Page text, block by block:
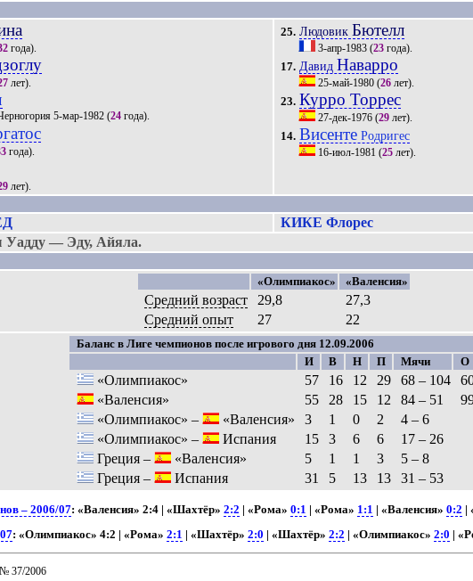
года).
лет).
5-мар-1982(24года).
года).
лет).
25. Людовик Бютелл
3-апр-1983 (23 года).
17. Давид Наварро
25-май-1980 (26 лет).
23. Курро Торрес
27-дек-1976 (29 лет).
14. Висенте Родригес
16-июл-1981 (25 лет).
КИКЕ Флорес
Уадду — Эду, Айяла.
«Олимпиакос»
«Валенсия»
Средний возраст 29,8
27,3
Средний опыт
27 22
Баланс в Лиге чемпионов после игрового дня 12.09.2006
И
В Н П Мячи О
«Олимпиакос» 57 16 12 29 68 – 104
«Валенсия»
55 28 15 12 84 – 51
«Олимпиакос» –
«Валенсия» 3 1 0 2
4 – 6
«Олимпиакос» –
Испания 15 3 6 6
17 – 26
Греция –
«Валенсия» 5 1 1 3
5 – 8
Греция –
Испания 31 5 13 13 31 – 53
– 2006/07: «Валенсия» 2:4 | «Шахтёр» 2:2 | «Рома» 0:1 | «Рома» 1:1 | «Валенсия» 0:2 |
: «Олимпиакос» 4:2 | «Рома» 2:1 | «Шахтёр» 2:0 | «Шахтёр» 2:2 | «Олимпиакос» 2:0 |
37/2006